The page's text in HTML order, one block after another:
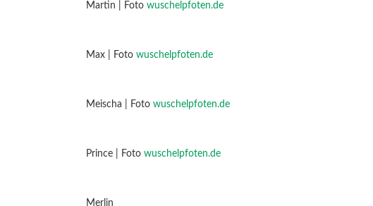
Martin | Foto wuschelpfoten.de
Max | Foto wuschelpfoten.de
Meischa | Foto wuschelpfoten.de
Prince | Foto wuschelpfoten.de
Merlin